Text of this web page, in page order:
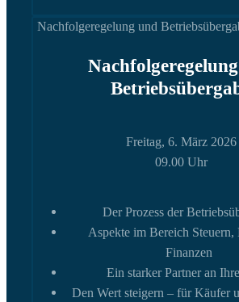
Freitag, 6. März 2026
09.00 Uhr
Der Prozess der
Aspekte im Bereich Steuern,
Finanzen
Ein starker Partner an
Den Wert steigern – für Käufer